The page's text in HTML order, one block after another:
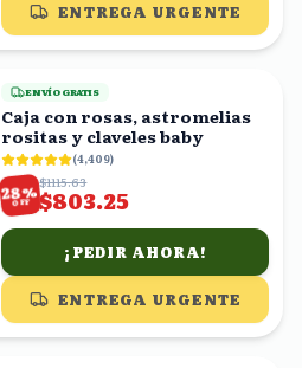
ENTREGA URGENTE
ENVÍO GRATIS
Caja con rosas, astromelias
rositas y claveles baby
(4,409)
28%
OFF
$1115.63
$803.25
¡PEDIR AHORA!
ENTREGA URGENTE